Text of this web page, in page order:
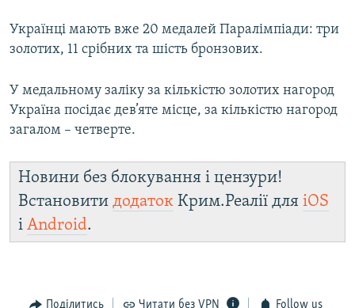
Українці мають вже 20 медалей Паралімпіади: три
золотих, 11 срібних та шість бронзових.
У медальному заліку за кількістю золотих нагород
Україна посідає дев’яте місце, за кількістю нагород
загалом – четверте.
Новини без блокування і цензури!
Встановити додаток Крим.Реалії для iOS
і Android.
Поділитись Читати без VPN Follow us